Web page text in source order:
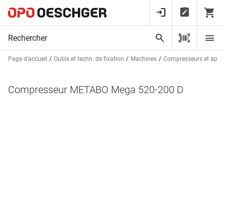
Page d’accueil Outils et techn. de fixation Machines Compresseurs et
Compresseur METABO Mega 520-200 D